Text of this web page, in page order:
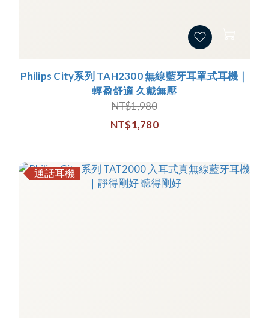
Philips City系列 TAH2300 無線藍牙耳罩式耳機｜
輕盈舒適 久戴無壓
NT$1,980
NT$1,780
通話耳機